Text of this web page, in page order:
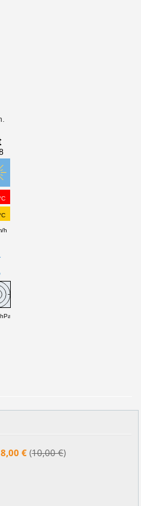
8,00 €(10,00 €)